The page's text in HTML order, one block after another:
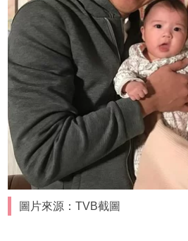
圖片來源：TVB截圖